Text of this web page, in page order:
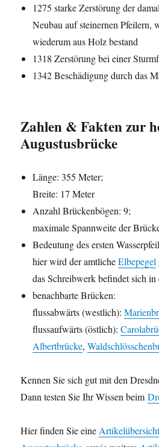
1275 starke Zerstörung der
Neubau auf steinernen Pfeilern,
wiederum aus Holz bestand
1318 Zerstörung bei einer
1342 Beschädigung durch das
Zahlen & Fakten zur
Augustusbrücke
Länge: 355 Meter;
Breite: 17 Meter
Anzahl Brückenbögen: 9;
maximale Spannweite der
Bedeutung des ersten
hier wird der amtlicheElbepegel
das Schreibwerk befindet sich
benachbarte Brücken:
flussabwärts (westlich):
flussaufwärts (östlich):
Albertbrücke,
Kennen Sie sich gut mit den
Dann testen Sie Ihr Wissen beim
Hier finden Sie eine